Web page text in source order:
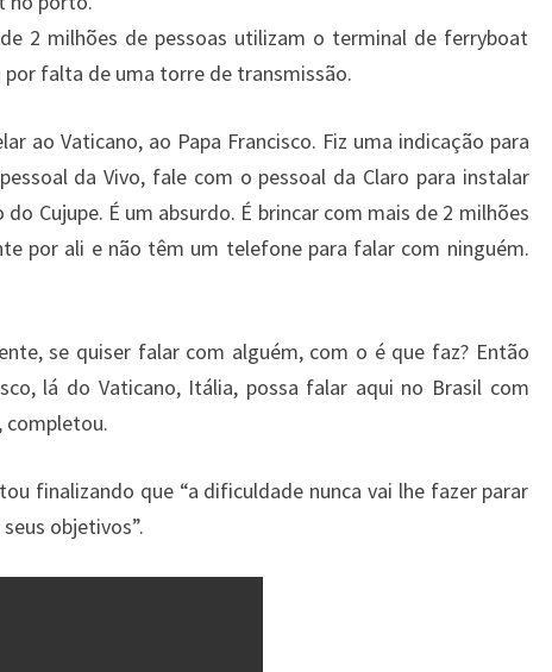
2 milhões de pessoas utilizam o terminal de ferryboat
falta de uma torre de transmissão.
ao Vaticano, ao Papa Francisco. Fiz uma indicação para
da Vivo, fale com o pessoal da Claro para instalar
Cujupe. É um absurdo. É brincar com mais de 2 milhões
por ali e não têm um telefone para falar com ninguém.
se quiser falar com alguém, com o é que faz? Então
lá do Vaticano, Itália, possa falar aqui no Brasil com
completou.
finalizando que “a dificuldade nunca vai lhe fazer parar
objetivos”.